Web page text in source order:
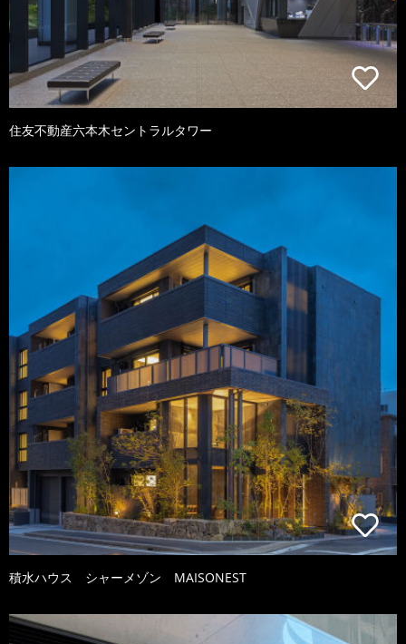
住友不動産六本木セントラルタワー
積水ハウス シャーメゾン MAISONEST